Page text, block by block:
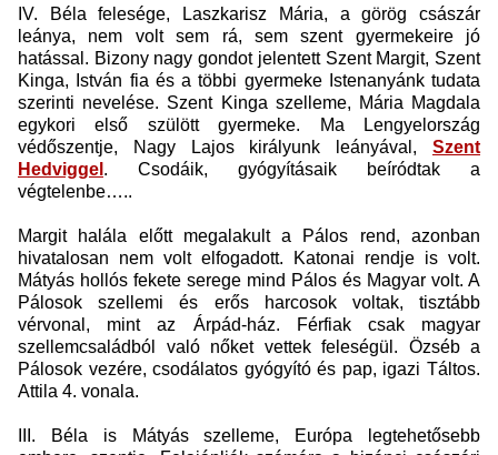
IV. Béla felesége, Laszkarisz Mária, a görög császár
leánya, nem volt sem rá, sem szent gyermekeire jó
hatással. Bizony nagy gondot jelentett Szent Margit, Szent
Kinga, István fia és a többi gyermeke Istenanyánk tudata
szerinti nevelése. Szent Kinga szelleme, Mária Magdala
egykori első szülött gyermeke. Ma Lengyelország
védőszentje, Nagy Lajos királyunk leányával, Szent
Hedviggel . Csodáik, gyógyításaik beíródtak a
végtelenbe…..
Margit halála előtt megalakult a Pálos rend, azonban
hivatalosan nem volt elfogadott. Katonai rendje is volt.
Mátyás hollós fekete serege mind Pálos és Magyar volt. A
Pálosok szellemi és erős harcosok voltak, tisztább
vérvonal, mint az Árpád-ház. Férfiak csak magyar
szellemcsaládból való nőket vettek feleségül. Özséb a
Pálosok vezére, csodálatos gyógyító és pap, igazi Táltos.
Attila 4. vonala.
III. Béla is Mátyás szelleme, Európa legtehetősebb